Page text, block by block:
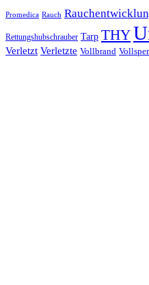
Promedica Rauch
Rettungshubschrauber Tarp THY
Verletzt Verletzte Vollbrand